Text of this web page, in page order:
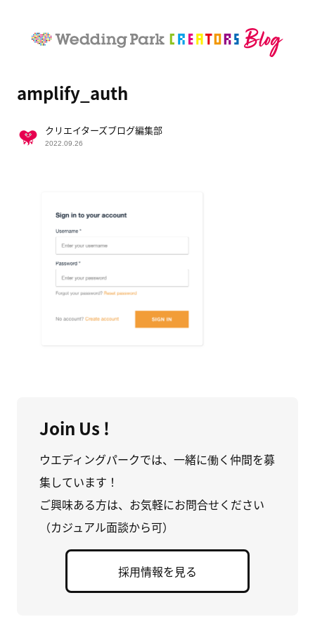
amplify_auth
クリエイターズブログ編集部
2022.09.26
Join Us !
ウエディングパークでは、一緒に働く仲間を募
集しています！
ご興味ある方は、お気軽にお問合せください
（カジュアル面談から可）
採用情報を見る